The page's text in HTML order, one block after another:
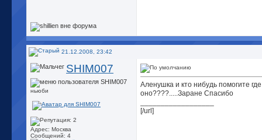
21.12.2008, 23:42
SHIM007
ньюби
Адрес: Москва
Сообщений: 4
Аленушка и кто нибудь помогите
оно????.....Заране Спасибо
[/url]